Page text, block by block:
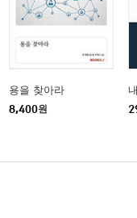
용을 찾아라
8,400원